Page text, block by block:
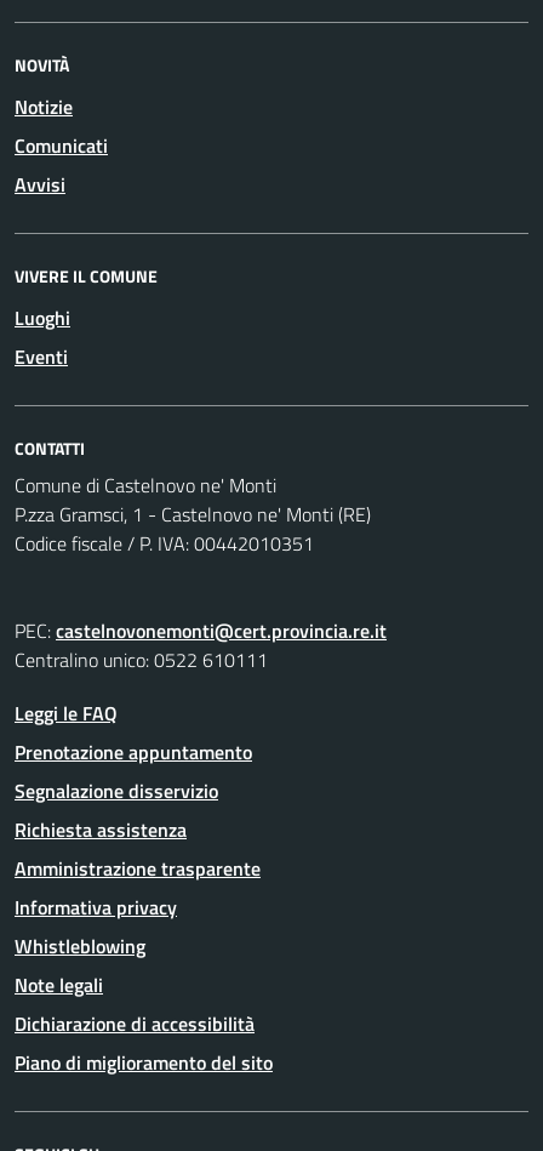
NOVITÀ
Notizie
Comunicati
Avvisi
VIVERE IL COMUNE
Luoghi
Eventi
CONTATTI
Comune di Castelnovo ne' Monti
P.zza Gramsci, 1 - Castelnovo ne' Monti (RE)
Codice fiscale / P. IVA: 00442010351
PEC:castelnovonemonti@cert.provincia.re.it
Centralino unico: 0522 610111
Leggi le FAQ
Prenotazione appuntamento
Segnalazione disservizio
Richiesta assistenza
Amministrazione trasparente
Informativa privacy
Whistleblowing
Note legali
Dichiarazione di accessibilità
Piano di miglioramento del sito